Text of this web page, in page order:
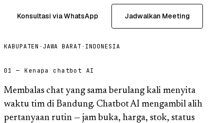
Konsultasi via WhatsApp Jadwalkan Meeting
KABUPATEN · JAWA BARAT · INDONESIA
01 — Kenapa chatbot AI
Membalas chat yang sama berulang kali menyita
waktu tim di Bandung. Chatbot AI mengambil alih
pertanyaan rutin — jam buka, harga, stok, status